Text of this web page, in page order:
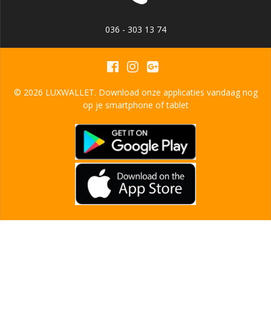
036 - 303 13 74
© 2026 LUXWALLET. Download onze applicaties vandaag nog
op je smartphone of tablet